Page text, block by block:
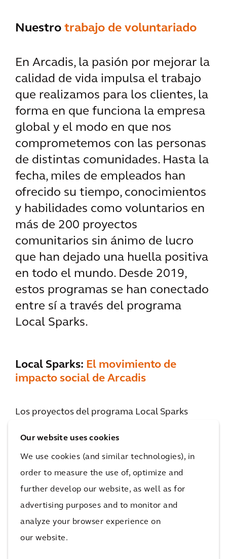
Our website uses cookies
We use cookies (and similar technologies), in
order to measure the use of, optimize and
further develop our website, as well as for
advertising purposes and to monitor and
analyze your browser experience on
our website.
Nuestro trabajo de voluntariado
En Arcadis, la pasión por mejorar la
calidad de vida impulsa el trabajo
que realizamos para los clientes, la
forma en que funciona la empresa
global y el modo en que nos
comprometemos con las personas
de distintas comunidades. Hasta la
fecha, miles de empleados han
ofrecido su tiempo, conocimientos
y habilidades como voluntarios en
más de 200 proyectos
comunitarios sin ánimo de lucro
que han dejado una huella positiva
en todo el mundo. Desde 2019,
estos programas se han conectado
entre sí a través del programa
Local Sparks.
Local Sparks: El movimiento de
impacto social de Arcadis
Los proyectos del programa Local Sparks
para ayudar a las personas necesitadas hasta
iniciativas a largo plazo de consultoría técnica
y orientación. Por ejemplo, en Hong Kong
Arcadis recoge el pan no vendido en las
panaderías y lo distribuye a organizaciones
benéficas locales. En Brasil, ayudamos a las
personas que viven en las zonas rurales a que